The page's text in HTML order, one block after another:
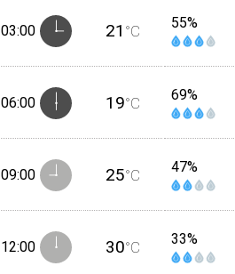
03:00 21 °C 55%
06:00 19°C 69%
09:00 25°C 47%
12:00 30°C 33%